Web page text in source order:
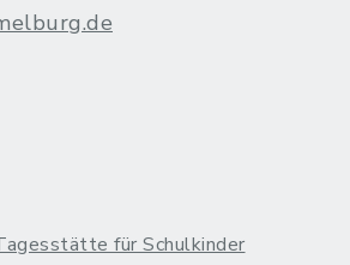
für Schulkinder